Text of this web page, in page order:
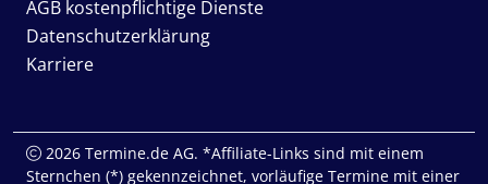
AGB kostenpflichtige Dienste
Datenschutzerklärung
Karriere
2026 Termine.de AG. *Affiliate-Links sind mit einem
Sternchen (*) gekennzeichnet, vorläufige Termine mit einer